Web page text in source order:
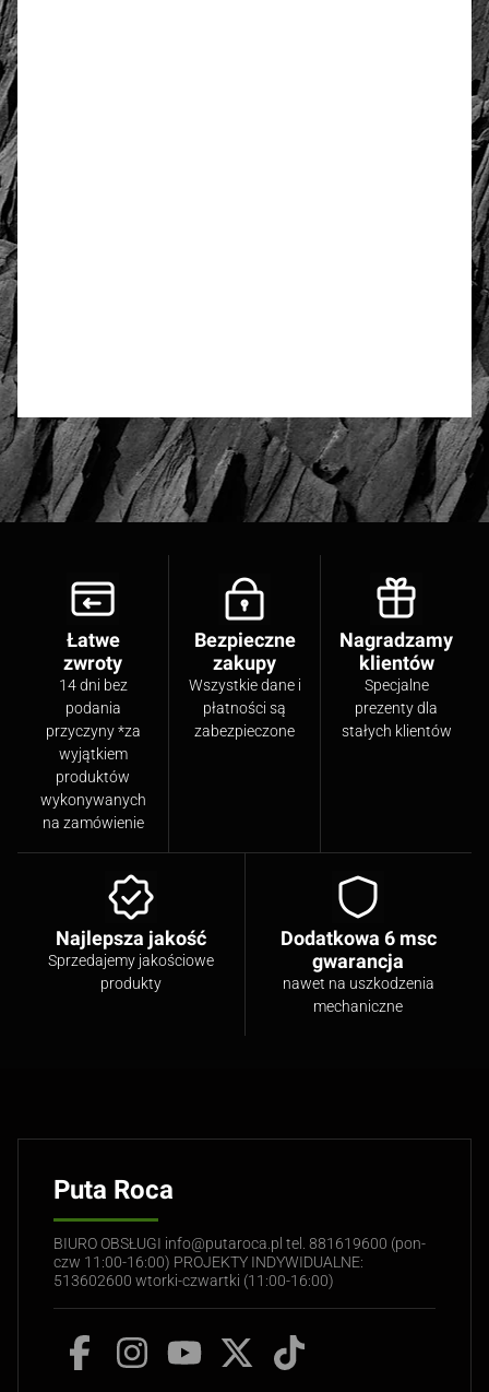
Łatwe
zwroty
14 dni bez
podania
przyczyny *za
wyjątkiem
produktów
wykonywanych
na zamówienie
Bezpieczne
zakupy
Wszystkie dane i
płatności są
zabezpieczone
Nagradzamy
klientów
Specjalne
prezenty dla
stałych klientów
Najlepsza jakość
Sprzedajemy jakościowe
produkty
Dodatkowa 6 msc
gwarancja
nawet na uszkodzenia
mechaniczne
Puta Roca
BIURO OBSŁUGI info@putaroca.pl tel. 881619600 (pon-
czw 11:00-16:00) PROJEKTY INDYWIDUALNE:
513602600 wtorki-czwartki (11:00-16:00)